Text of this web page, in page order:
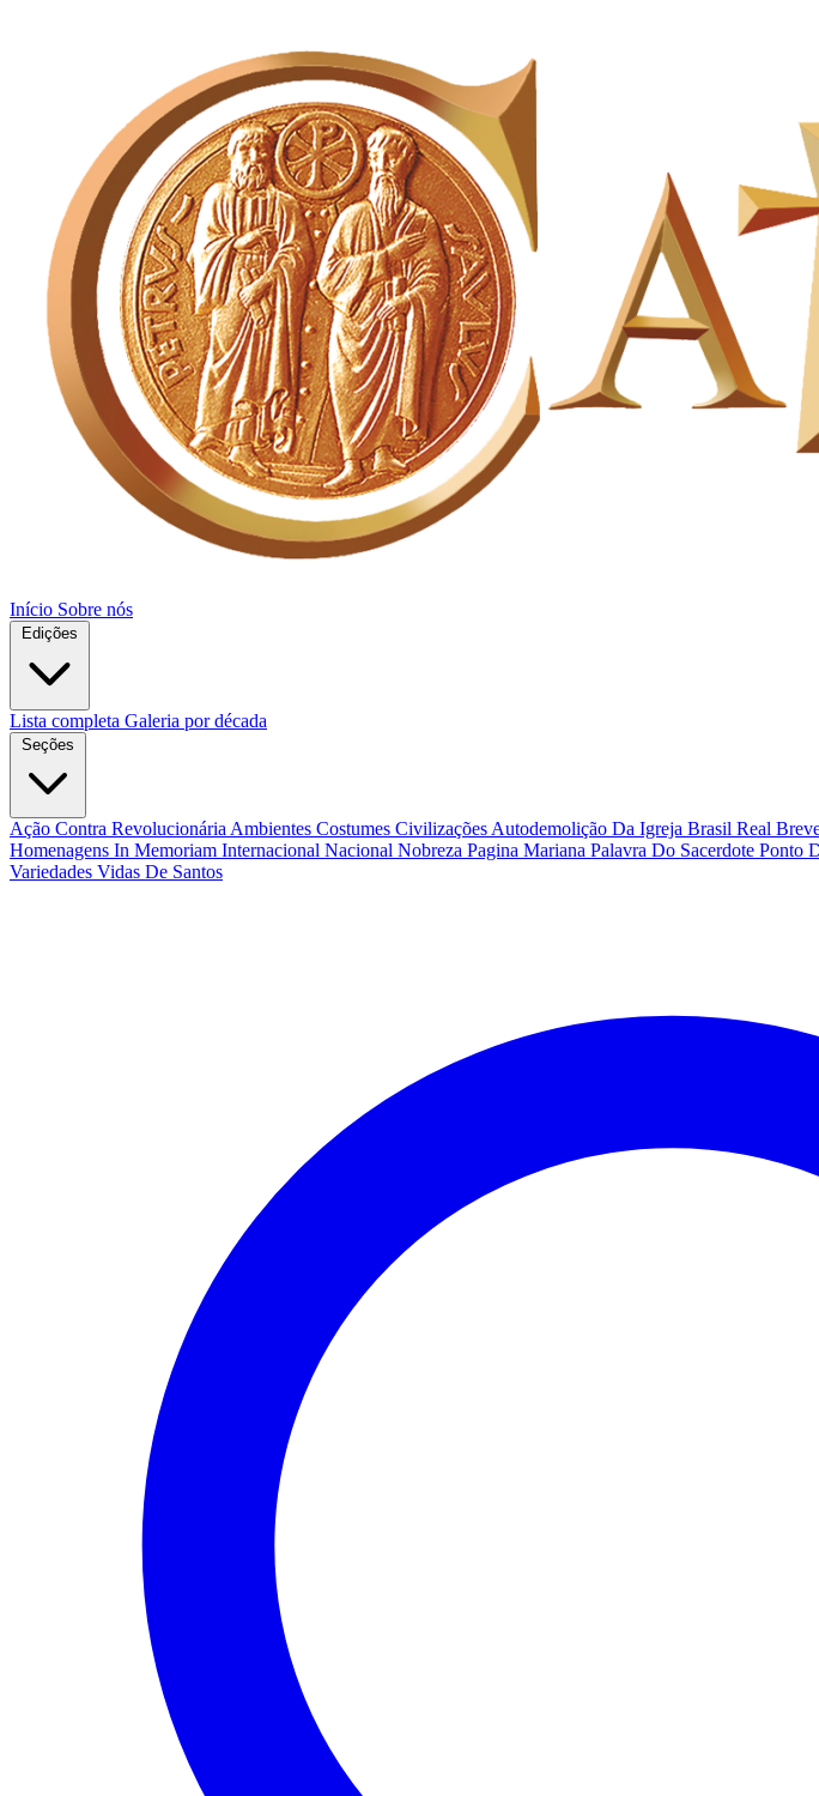
Início Sobre nós
Edições
Lista completa Galeria por década
Seções
Ação Contra Revolucionária Ambientes Costumes Civilizações Autodemolição Da Igreja Brasil Real
Homenagens In Memoriam Internacional Nacional Nobreza Pagina Mariana Palavra Do Sacerdote Ponto
Variedades Vidas De Santos